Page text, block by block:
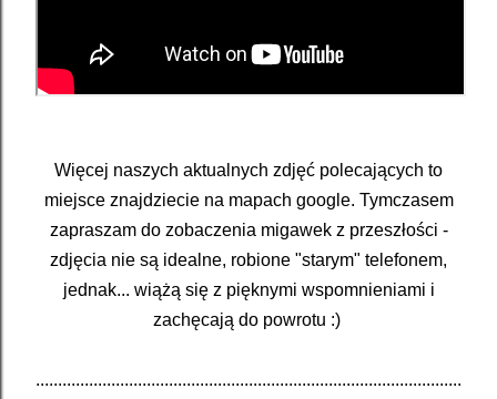
Więcej naszych aktualnych zdjęć polecających to
miejsce znajdziecie na mapach google. Tymczasem
zapraszam do zobaczenia migawek z przeszłości -
zdjęcia nie są idealne, robione "starym" telefonem,
jednak... wiążą się z pięknymi wspomnieniami i
zachęcają do powrotu :)
................................................................................................